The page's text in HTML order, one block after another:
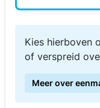
Kies hierboven
of verspreid
Meer over